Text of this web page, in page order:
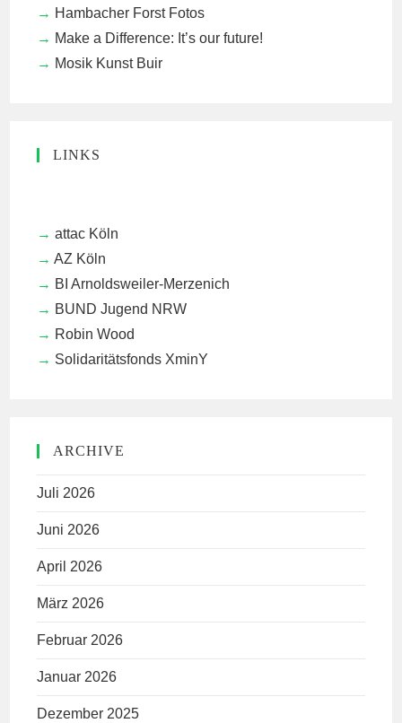
Hambacher Forst Fotos
Make a Difference: It’s our future!
Mosik Kunst Buir
LINKS
attac Köln
AZ Köln
BI Arnoldsweiler-Merzenich
BUND Jugend NRW
Robin Wood
Solidaritätsfonds XminY
ARCHIVE
Juli 2026
Juni 2026
April 2026
März 2026
Februar 2026
Januar 2026
Dezember 2025